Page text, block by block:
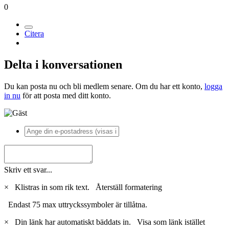
0
Citera
Delta i konversationen
Du kan posta nu och bli medlem senare. Om du har ett konto, logga
in nu för att posta med ditt konto.
Skriv ett svar...
×
Klistras in som rik text. Återställ formatering
Endast 75 max uttryckssymboler är tillåtna.
×
Din länk har automatiskt bäddats in. Visa som länk istället